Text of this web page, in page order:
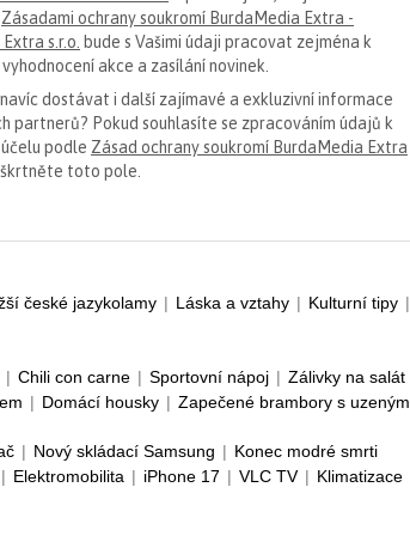
Zásadami ochrany soukromí BurdaMedia Extra -
s.r.o. bude s Vašimi údaji pracovat zejména k
akce a zasílání novinek.
dostávat i další zajímavé a exkluzivní informace
partnerů? Pokud souhlasíte se zpracováním údajů k
podle Zásad ochrany soukromí BurdaMedia Extra
toto pole.
české jazykolamy | Láska a vztahy | Kulturní tipy |
| Chili con carne | Sportovní nápoj | Zálivky na salát
| Domácí housky | Zapečené brambory s uzeným
| Nový skládací Samsung | Konec modré smrti
| Elektromobilita | iPhone 17 | VLC TV | Klimatizace